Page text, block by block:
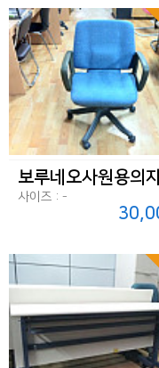
보루네오사원용의
사이즈 : -